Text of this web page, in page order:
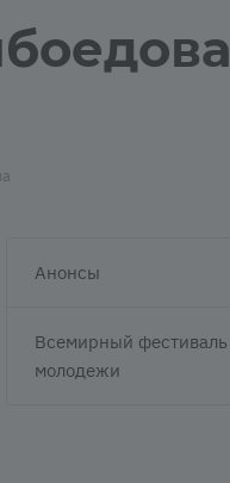
Анонсы
Всемирный фестиваль
молодежи